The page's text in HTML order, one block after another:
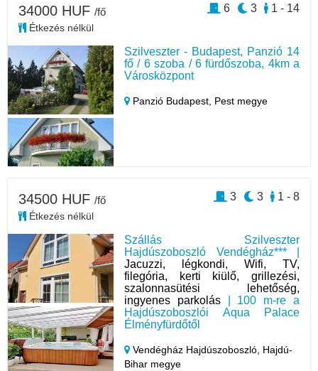
Szilveszter - Budapest, Panzió 14
fő / 6 szoba / 6 fürdőszoba, 4km a
Városközpont
Panzió Budapest, Pest megye
34000 HUF /fő
Étkezés nélkül
1 - 14
3
6
Szállás Szilveszter
Hajdúszoboszló Vendégház*** |
Jacuzzi, légkondi, Wifi, TV,
filegória, kerti kiülő, grillezési,
szalonnasütési lehetőség,
ingyenes parkolás| 100 m-re a
Hajdúszoboszlói Aqua Palace
Élményfürdőtől
Vendégház Hajdúszoboszló, Hajdú-
Bihar megye
34500 HUF /fő
Étkezés nélkül
1 - 8
3
3